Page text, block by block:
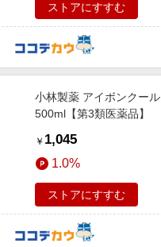
ストアにすすむ
小林製薬 アイボンクール
500ml【第3類医薬品】
￥ 1,045
1.0%
ストアにすすむ